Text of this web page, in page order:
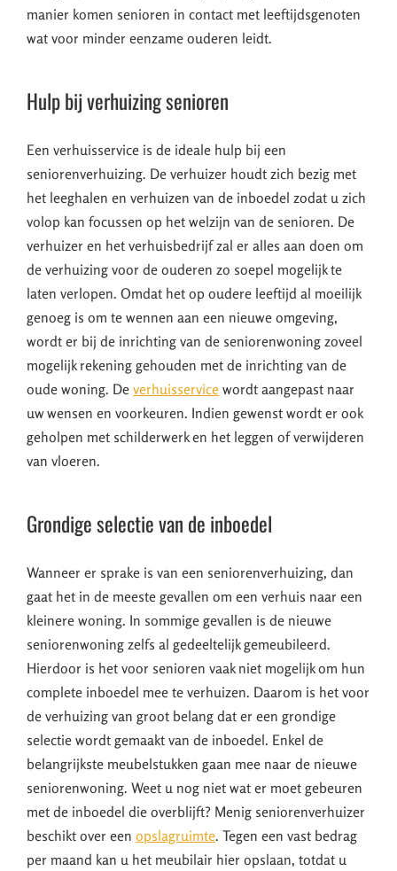
manier komen senioren in contact met leeftijdsgenoten
wat voor minder eenzame ouderen leidt.
Hulp bij verhuizing senioren
Een verhuisservice is de ideale hulp bij een
seniorenverhuizing. De verhuizer houdt zich bezig met
het leeghalen en verhuizen van de inboedel zodat u zich
volop kan focussen op het welzijn van de senioren. De
verhuizer en het verhuisbedrijf zal er alles aan doen om
de verhuizing voor de ouderen zo soepel mogelijk te
laten verlopen. Omdat het op oudere leeftijd al moeilijk
genoeg is om te wennen aan een nieuwe omgeving,
wordt er bij de inrichting van de seniorenwoning zoveel
mogelijk rekening gehouden met de inrichting van de
oude woning. De verhuisservice wordt aangepast naar
uw wensen en voorkeuren. Indien gewenst wordt er ook
geholpen met schilderwerk en het leggen of verwijderen
van vloeren.
Grondige selectie van de inboedel
Wanneer er sprake is van een seniorenverhuizing, dan
gaat het in de meeste gevallen om een verhuis naar een
kleinere woning. In sommige gevallen is de nieuwe
seniorenwoning zelfs al gedeeltelijk gemeubileerd.
Hierdoor is het voor senioren vaak niet mogelijk om hun
complete inboedel mee te verhuizen. Daarom is het voor
de verhuizing van groot belang dat er een grondige
selectie wordt gemaakt van de inboedel. Enkel de
belangrijkste meubelstukken gaan mee naar de nieuwe
seniorenwoning. Weet u nog niet wat er moet gebeuren
met de inboedel die overblijft? Menig seniorenverhuizer
beschikt over een opslagruimte. Tegen een vast bedrag
per maand kan u het meubilair hier opslaan, totdat u